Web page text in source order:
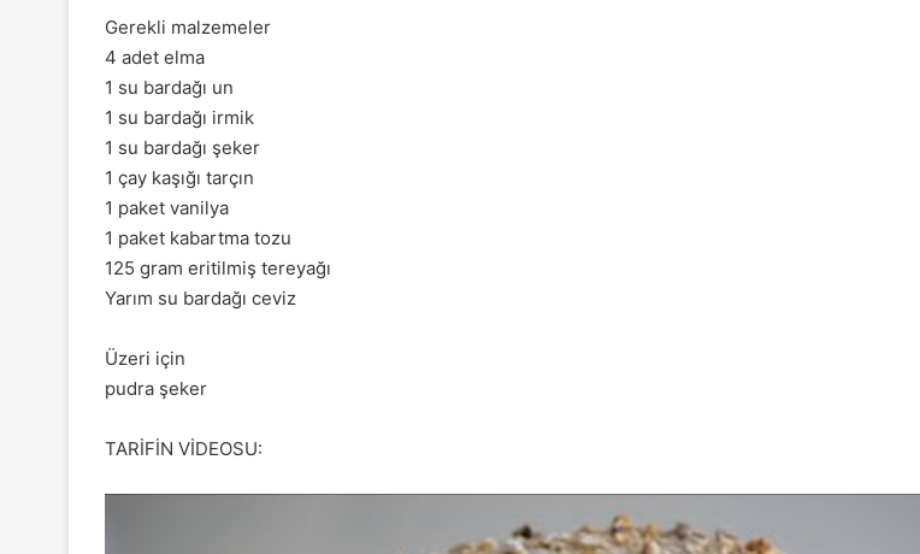
Gerekli malzemeler
4 adet elma
1 su bardağı un
1 su bardağı irmik
1 su bardağı şeker
1 çay kaşığı tarçın
1 paket vanilya
1 paket kabartma tozu
125 gram eritilmiş tereyağı
Yarım su bardağı ceviz
Üzeri için
pudra şeker
TARİFİN VİDEOSU: